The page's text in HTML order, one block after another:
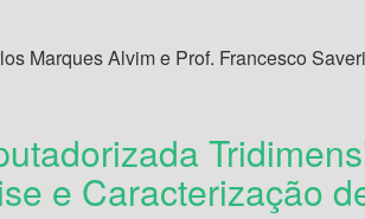
Marques Alvim e Prof. Francesco
e Caracterização